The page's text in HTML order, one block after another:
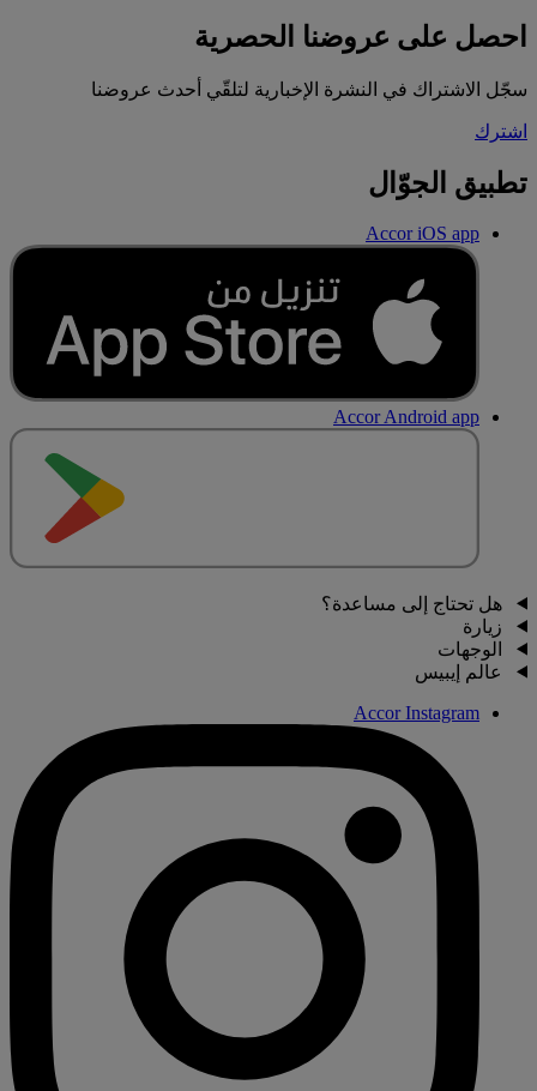
احصل على عروضنا الحصرية
سجّل الاشتراك في النشرة الإخبارية لتلقّي أحدث عروضنا
اشترك
تطبيق الجوّال
Accor iOS app
Accor Android app
هل تحتاج إلى مساعدة؟
زيارة
الوجهات
عالم إيبيس
Accor Instagram